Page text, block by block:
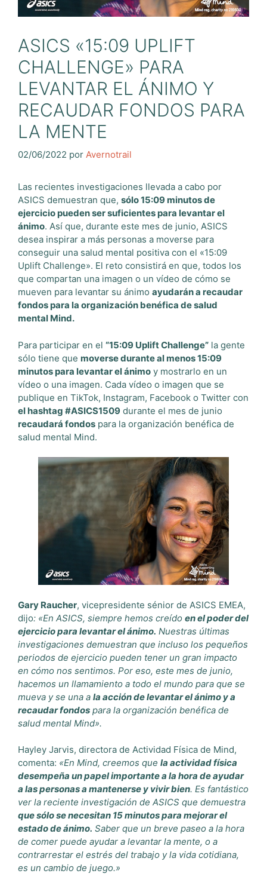
ASICS «15:09 UPLIFT
CHALLENGE» PARA
LEVANTAR EL ÁNIMO Y
RECAUDAR FONDOS PARA
LA MENTE
02/06/2022 por Avernotrail
Las recientes investigaciones llevada a cabo por
ASICS demuestran que, sólo 15:09 minutos de
ejercicio pueden ser suficientes para levantar el
ánimo. Así que, durante este mes de junio, ASICS
desea inspirar a más personas a moverse para
conseguir una salud mental positiva con el «15:09
Uplift Challenge». El reto consistirá en que, todos los
que compartan una imagen o un vídeo de cómo se
mueven para levantar su ánimo ayudarán a recaudar
fondos para la organización benéfica de salud
mental Mind.
Para participar en el “15:09 Uplift Challenge” la gente
sólo tiene que moverse durante al menos 15:09
minutos para levantar el ánimo y mostrarlo en un
vídeo o una imagen. Cada vídeo o imagen que se
publique en TikTok, Instagram, Facebook o Twitter con
el hashtag #ASICS1509 durante el mes de junio
recaudará fondos para la organización benéfica de
salud mental Mind.
Gary Raucher, vicepresidente sénior de ASICS EMEA,
dijo: «En ASICS, siempre hemos creído en el poder del
ejercicio para levantar el ánimo. Nuestras últimas
investigaciones demuestran que incluso los pequeños
periodos de ejercicio pueden tener un gran impacto
en cómo nos sentimos. Por eso, este mes de junio,
hacemos un llamamiento a todo el mundo para que se
mueva y se una a la acción de levantar el ánimo y a
recaudar fondos para la organización benéfica de
salud mental Mind».
Hayley Jarvis, directora de Actividad Física de Mind,
comenta: «En Mind, creemos que la actividad física
desempeña un papel importante a la hora de ayudar
a las personas a mantenerse y vivir bien. Es fantástico
ver la reciente investigación de ASICS que demuestra
que sólo se necesitan 15 minutos para mejorar el
estado de ánimo. Saber que un breve paseo a la hora
de comer puede ayudar a levantar la mente, o a
contrarrestar el estrés del trabajo y la vida cotidiana,
es un cambio de juego.»